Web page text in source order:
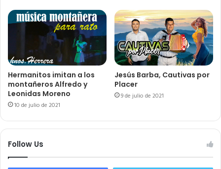
Hermanitos imitan a los
montañeros Alfredo y
Leonidas Moreno
10 de julio de 2021
Jesús Barba, Cautivas por
Placer
9 de julio de 2021
Follow Us